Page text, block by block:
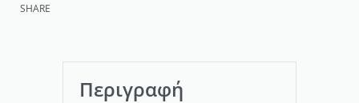
SHARE
Περιγραφή